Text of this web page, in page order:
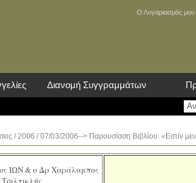
Ο Λογαριασμός μου
Διανομή Συγγραμμάτων
/2006 / 07/03/2006--> Παρουσίαση Βιβλίου: «Εστίν
ΙΩΝ & ο Δρ Χαράλαμπος